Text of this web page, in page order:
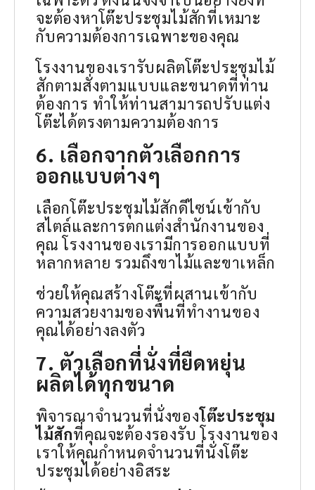
จะต้องหาโต๊ะประชุมไม้สักที่เหมาะ
กับความต้องการเฉพาะของคุณ
โรงงานของเรารับผลิตโต๊ะประชุมไม้
สักตามสั่งตามแบบและขนาดที่ท่าน
ต้องการ ทำให้ท่านสามารถปรับแต่ง
โต๊ะได้ตรงตามความต้องการ
6. เลือกจากตัวเลือกการ
ออกแบบต่างๆ
เลือกโต๊ะประชุมไม้สักดีไซน์เข้ากับ
สไตล์และการตกแต่งสำนักงานของ
คุณ โรงงานของเรามีการออกแบบที่
หลากหลาย รวมถึงขาไม้และขาเหล็ก
ช่วยให้คุณสร้างโต๊ะที่ผสานเข้ากับ
ความสวยงามของพื้นที่ทำงานของ
คุณได้อย่างลงตัว
7. ตัวเลือกที่นั่งที่ยืดหยุ่น
ผลิตได้ทุกขนาด
พิจารณาจำนวนที่นั่งของโต๊ะประชุม
ไม้สักที่คุณจะต้องรองรับ โรงงานของ
เราให้คุณกำหนดจำนวนที่นั่งโต๊ะ
ประชุมได้อย่างอิสระ